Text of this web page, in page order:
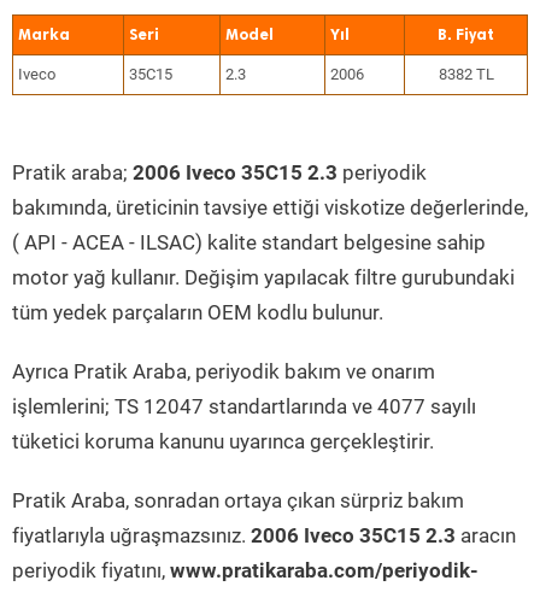
Marka Seri Model Yıl
Iveco 35C15 2.3 2006 8382 TL
Pratik araba; 2006 Iveco 35C15 2.3 periyodik
bakımında, üreticinin tavsiye ettiği viskotize değerlerinde,
( API - ACEA - ILSAC) kalite standart belgesine sahip
motor yağ kullanır. Değişim yapılacak filtre gurubundaki
tüm yedek parçaların OEM kodlu bulunur.
Ayrıca Pratik Araba, periyodik bakım ve onarım
işlemlerini; TS 12047 standartlarında ve 4077 sayılı
tüketici koruma kanunu uyarınca gerçekleştirir.
Pratik Araba, sonradan ortaya çıkan sürpriz bakım
fiyatlarıyla uğraşmazsınız. 2006 Iveco 35C15 2.3 aracın
periyodik fiyatını, www.pratikaraba.com/periyodik-